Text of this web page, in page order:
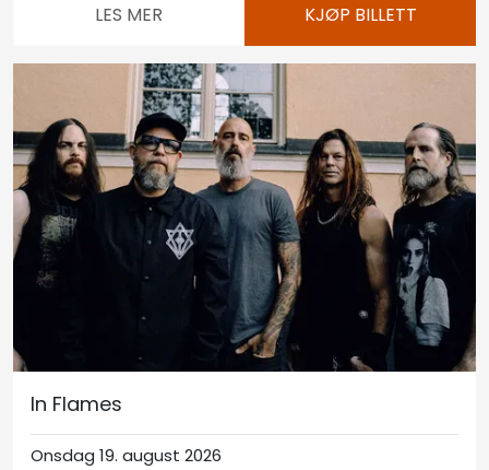
LES MER KJØP BILLETT
In Flames
Onsdag 19. august 2026